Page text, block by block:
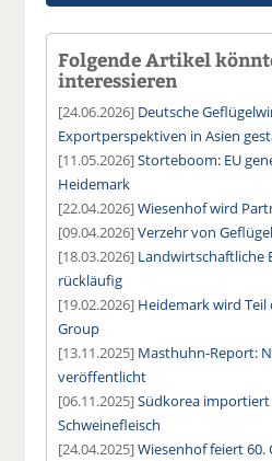
Folgende Artikel
interessieren
[24.06.2026] Deutsche
Exportperspektiven in Asien
[11.05.2026]Storteboom: EU
Heidemark
[22.04.2026]Wiesenhof wird
[09.04.2026]Verzehr von
[18.03.2026] Landwirtschaftliche
rückläufig
[19.02.2026] Heidemark wird
Group
[13.11.2025] Masthuhn-Report:
veröffentlicht
[06.11.2025]Südkorea
Schweinefleisch
[24.04.2025]Wiesenhof feiert 60.